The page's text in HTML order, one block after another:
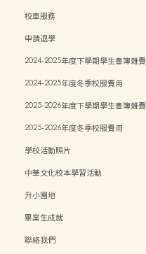
校車服務
申請退學
2024-2025年度下學期學生書簿雜費
2024-2025年度冬季校服費用
2025-2026年度下學期學生書簿雜費
2025-2026年度冬季校服費用
學校活動照片
中華文化校本學習活動
升小園地
畢業生成就
聯絡我們